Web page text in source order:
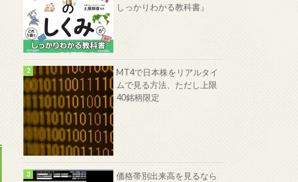
しっかりわかる教科書』
MT4で日本株をリアルタイ
ムで見る方法、ただし上限
40銘柄限定
価格帯別出来高を見るなら